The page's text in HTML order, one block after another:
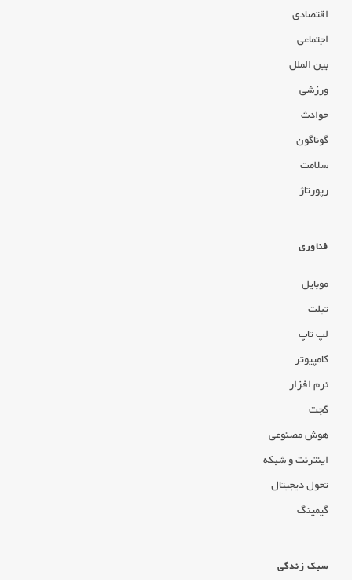
اقتصادی
اجتماعی
بین الملل
ورزشی
حوادث
گوناگون
سلامت
رپورتاژ
فناوری
موبایل
تبلت
لپ تاپ
کامپیوتر
نرم افزار
گجت
هوش مصنوعی
اینترنت و شبکه
تحول دیجیتال
گیمینگ
سبک زندگی